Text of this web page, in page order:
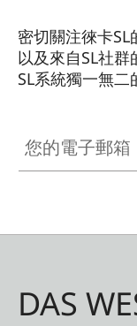
密切關注徠卡
以及來自SL社
SL系統獨一無二
DAS